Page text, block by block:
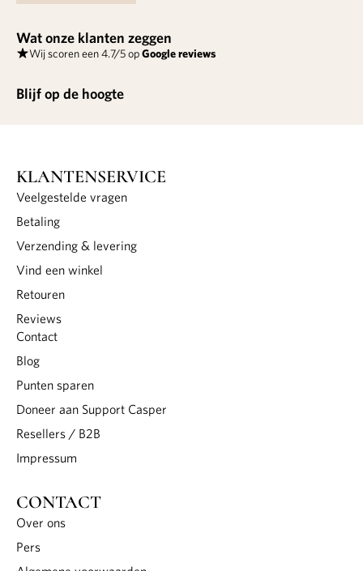
Wat onze klanten zeggen
Wij scoren een 4.7/5 opGoogle reviews
Blijf op de hoogte
KLANTENSERVICE
Veelgestelde vragen
Betaling
Verzending & levering
Vind een winkel
Retouren
Reviews
Contact
Blog
Punten sparen
Doneer aan Support Casper
Resellers / B2B
Impressum
CONTACT
Over ons
Pers